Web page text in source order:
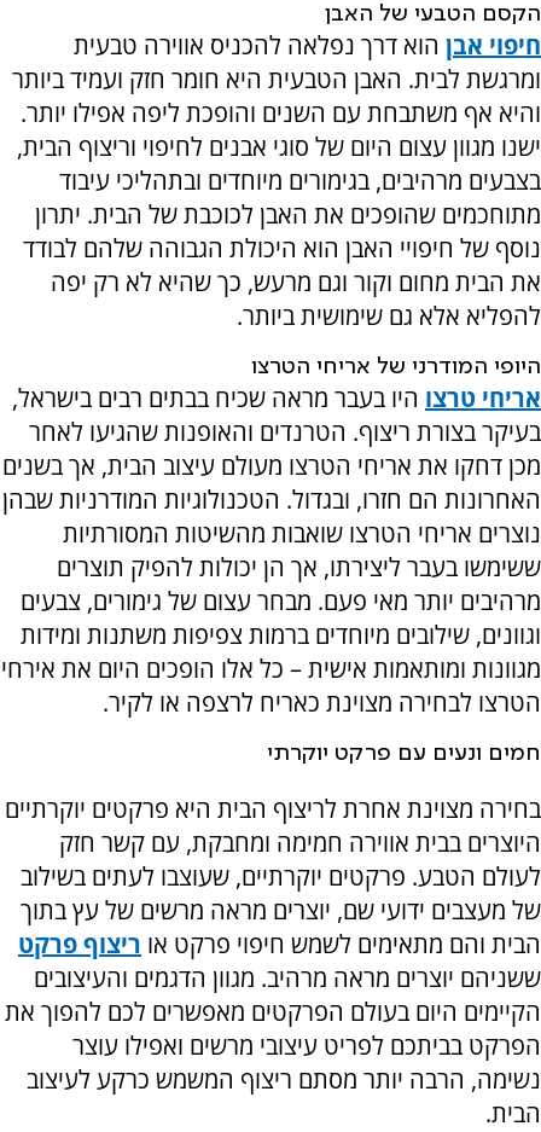
הקסם הטבעי של האבן
חיפוי אבן הוא דרך נפלאה להכניס אווירה טבעית
ומרגשת לבית. האבן הטבעית היא חומר חזק ועמיד ביותר
והיא אף משתבחת עם השנים והופכת ליפה אפילו יותר.
ישנו מגוון עצום היום של סוגי אבנים לחיפוי וריצוף הבית,
בצבעים מרהיבים, בגימורים מיוחדים ובתהליכי עיבוד
מתוחכמים שהופכים את האבן לכוכבת של הבית. יתרון
נוסף של חיפויי האבן הוא היכולת הגבוהה שלהם לבודד
את הבית מחום וקור וגם מרעש, כך שהיא לא רק יפה
להפליא אלא גם שימושית ביותר.
היופי המודרני של אריחי הטרצו
אריחי טרצו היו בעבר מראה שכיח בבתים רבים בישראל,
בעיקר בצורת ריצוף. הטרנדים והאופנות שהגיעו לאחר
מכן דחקו את אריחי הטרצו מעולם עיצוב הבית, אך בשנים
האחרונות הם חזרו, ובגדול. הטכנולוגיות המודרניות שבהן
נוצרים אריחי הטרצו שואבות מהשיטות המסורתיות
ששימשו בעבר ליצירתו, אך הן יכולות להפיק תוצרים
מרהיבים יותר מאי פעם. מבחר עצום של גימורים, צבעים
וגוונים, שילובים מיוחדים ברמות צפיפות משתנות ומידות
מגוונות ומותאמות אישית – כל אלו הופכים היום את אירחי
הטרצו לבחירה מצוינת כאריח לרצפה או לקיר.
חמים ונעים עם פרקט יוקרתי
בחירה מצוינת אחרת לריצוף הבית היא פרקטים יוקרתיים
היוצרים בבית אווירה חמימה ומחבקת, עם קשר חזק
לעולם הטבע. פרקטים יוקרתיים, שעוצבו לעתים בשילוב
של מעצבים ידועי שם, יוצרים מראה מרשים של עץ בתוך
הבית והם מתאימים לשמש חיפוי פרקט או ריצוף פרקט
ששניהם יוצרים מראה מרהיב. מגוון הדגמים והעיצובים
הקיימים היום בעולם הפרקטים מאפשרים לכם להפוך את
הפרקט בביתכם לפריט עיצובי מרשים ואפילו עוצר
נשימה, הרבה יותר מסתם ריצוף המשמש כרקע לעיצוב
הבית.